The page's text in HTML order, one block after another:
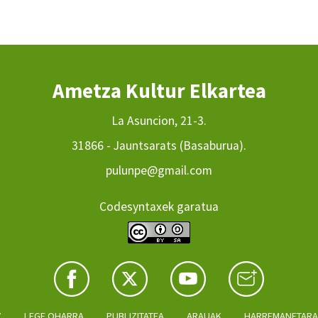
Ametza Kultur Elkartea
La Asuncion, 21-3.
31866 - Jauntsarats (Basaburua).
pulunpe@gmail.com
Codesyntaxek garatua